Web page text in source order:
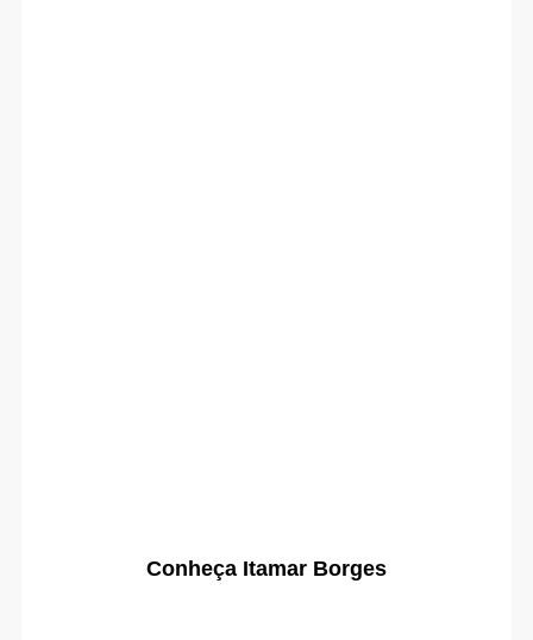
Conheça Itamar Borges